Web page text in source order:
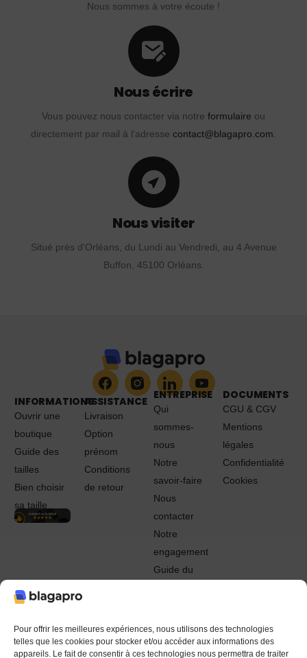
Pour offrir les meilleures expériences, nous utilisons des technologies
telles que les cookies pour stocker et/ou accéder aux informations des
appareils. Le fait de consentir à ces technologies nous permettra de traiter
Nous sommes à votre écoute !
Nous écrire
Vous pouvez nous contacter via notre formulaire ou
directement par mail à l'adresse contact@blagapro.com.
Nous visiter
Situé près d'Orléans, du Lundi au Vendredi, au 4 Avenue
Buffon, 45100 Orléans.
INFORMATIONS
Ouvrir une
boutique
Guide des
tailles
Bien choisir
sa taille
ASSISTANCE
Livraison
Option
prénom
Conditions
de retour
ENTREPRISE
Qui
sommes-
nous
Notre
savoir-faire
Nous
contacter
Notre
engagement
Guide du
DOCUMENTS
CGU & CGV
Mentions
légales
Confidentialité
Cookies
© 2022 - 2024 Blagapro. Tous droits réservés. Textiles
personnalisés à Orléans